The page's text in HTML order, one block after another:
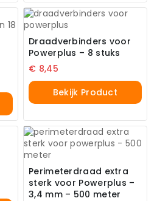
Draadverbinders voor
Powerplus – 8 stuks
€ 8,45
Bekijk Product
Perimeterdraad extra
sterk voor Powerplus –
3,4 mm – 500 meter